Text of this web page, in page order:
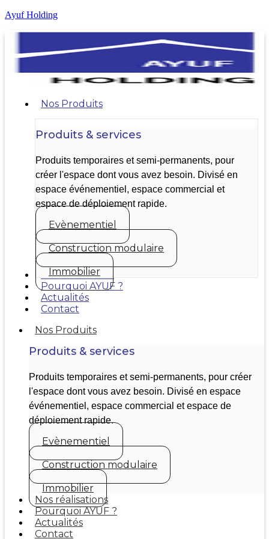
Ayuf Holding
Nos Produits
Produits & services
Produits temporaires et semi-permanents, pour
créer l'espace dont vous avez besoin. Divisé en
espace événementiel, espace commercial et
espace de déploiement rapide.
Evènementiel
Construction modulaire
Immobilier
Nos réalisations
Pourquoi AYUF ?
Actualités
Contact
Nos Produits
Produits & services
Produits temporaires et semi-permanents, pour créer
l'espace dont vous avez besoin. Divisé en espace
événementiel, espace commercial et espace de
déploiement rapide.
Evènementiel
Construction modulaire
Immobilier
Nos réalisations
Pourquoi AYUF ?
Actualités
Contact